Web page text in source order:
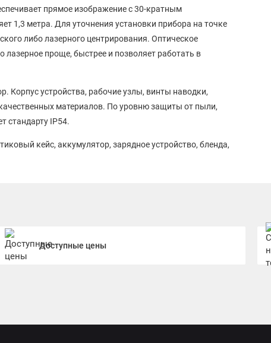
прямое изображение с 30-кратным
1,3 метра. Для уточнения установки прибора на точке
либо лазерного центрирования. Оптическое
лазерное проще, быстрее и позволяет работать в
Корпус устройства, рабочие узлы, винты наводки,
материалов. По уровню защиты от пыли,
стандарту IP54.
кейс, аккумулятор, зарядное устройство, бленда,
Доступные цены